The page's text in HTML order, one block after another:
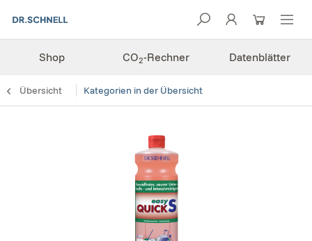
Shop CO2-Rechner Datenblätter
Übersicht Kategorien in der Übersicht